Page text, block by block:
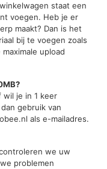
staat een
voegen. Heb je er
maakt? Dan is het
bij te voegen zoals
upload
wil je in 1 keer
gebruik van
als e-mailadres.
we uw
problemen